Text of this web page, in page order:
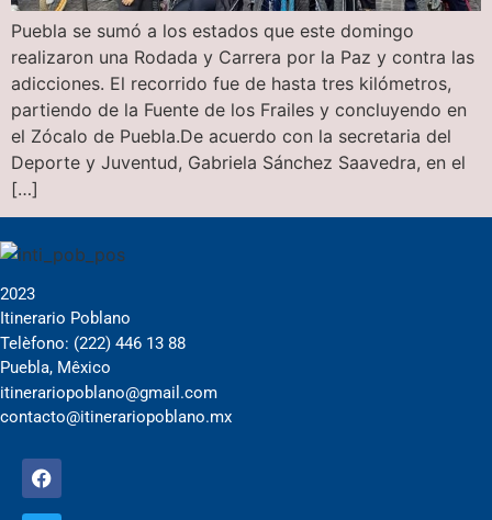
Puebla se sumó a los estados que este domingo
realizaron una Rodada y Carrera por la Paz y contra las
adicciones. El recorrido fue de hasta tres kilómetros,
partiendo de la Fuente de los Frailes y concluyendo en
el Zócalo de Puebla.De acuerdo con la secretaria del
Deporte y Juventud, Gabriela Sánchez Saavedra, en el
[…]
2023
Itinerario Poblano
Telèfono: (222) 446 13 88
Puebla, Mêxico
itinerariopoblano@gmail.com
contacto@itinerariopoblano.mx